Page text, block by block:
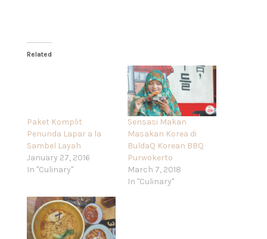
Related
Paket Komplit
Penunda Lapar a la
Sambel Layah
January 27, 2016
In "Culinary"
Sensasi Makan
Masakan Korea di
BuldaQ Korean BBQ
Purwokerto
March 7, 2018
In "Culinary"